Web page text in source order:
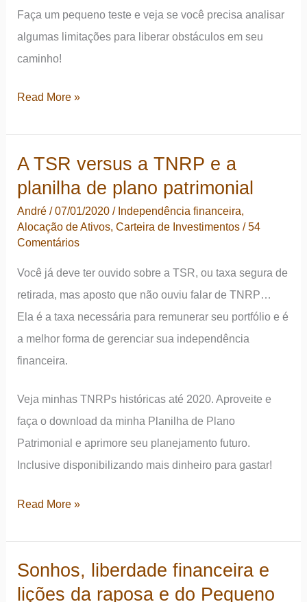
Faça um pequeno teste e veja se você precisa analisar
algumas limitações para liberar obstáculos em seu
caminho!
A
tempo
e
sua
influência
na
independência
financeira
Read More »
A TSR versus a TNRP e a
planilha de plano patrimonial
André/07/01/2020/ Independência financeira,
Alocação de Ativos,Carteira de Investimentos /54
Comentários
Você já deve ter ouvido sobre a TSR, ou taxa segura de
retirada, mas aposto que não ouviu falar de TNRP…
Ela é a taxa necessária para remunerar seu portfólio e é
a melhor forma de gerenciar sua independência
financeira.
Veja minhas TNRPs históricas até 2020. Aproveite e
faça o download da minha Planilha de Plano
Patrimonial e aprimore seu planejamento futuro.
Inclusive disponibilizando mais dinheiro para gastar!
A
a
TNRP
Read More »
Sonhos, liberdade financeira e
lições da raposa e do Pequeno